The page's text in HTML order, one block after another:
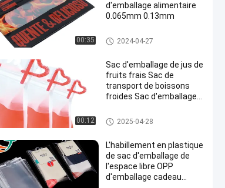
00:35
d'emballage alimentaire
0.065mm 0.13mm
sac d'emballage souple
2024-04-27
00:12
Sac d'emballage de jus de
fruits frais Sac de
transport de boissons
froides Sac d'emballage
alimentaire
sac d'emballage souple
2025-04-28
L'habillement en plastique
de sac d'emballage de
l'espace libre OPP
d'emballage cadeau